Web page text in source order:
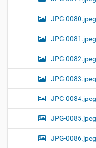
JPG-0080.jpeg
JPG-0081.jpeg
JPG-0082.jpeg
JPG-0083.jpeg
JPG-0084.jpeg
JPG-0085.jpeg
JPG-0086.jpeg